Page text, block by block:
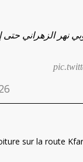
نهر الزهراني حتى
sur la route